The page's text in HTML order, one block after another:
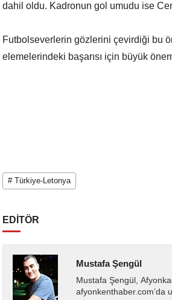
dahil oldu. Kadronun gol umudu ise
Futbolseverlerin gözlerini çevirdiği bu
elemelerindeki başarısı için büyük
# Türkiye-Letonya
EDİTÖR
Mustafa Şengül
Mustafa Şengül,
afyonkenthaber.com’da